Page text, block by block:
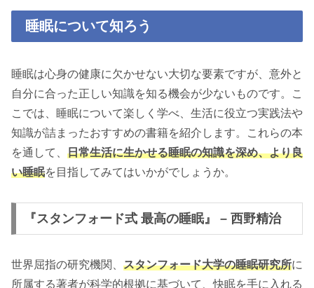
睡眠について知ろう
睡眠は心身の健康に欠かせない大切な要素ですが、意外と
自分に合った正しい知識を知る機会が少ないものです。こ
こでは、睡眠について楽しく学べ、生活に役立つ実践法や
知識が詰まったおすすめの書籍を紹介します。これらの本
を通して、 日常生活に生かせる睡眠の知識を深め、より良
い睡眠を目指してみてはいかがでしょうか。
『スタンフォード式 最高の睡眠』 – 西野精治
世界屈指の研究機関、 スタンフォード大学の睡眠研究所に
所属する著者が科学的根拠に基づいて、快眠を手に入れる